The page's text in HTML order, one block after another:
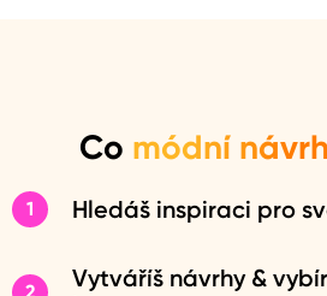
Co módní
1 Hledáš inspiraci pro
návrhy. Nejlépe ji načerpáš při
Vytváříš návrhy &